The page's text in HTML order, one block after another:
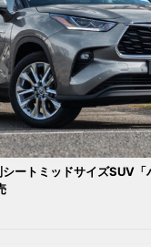
ートミッドサイズSUV